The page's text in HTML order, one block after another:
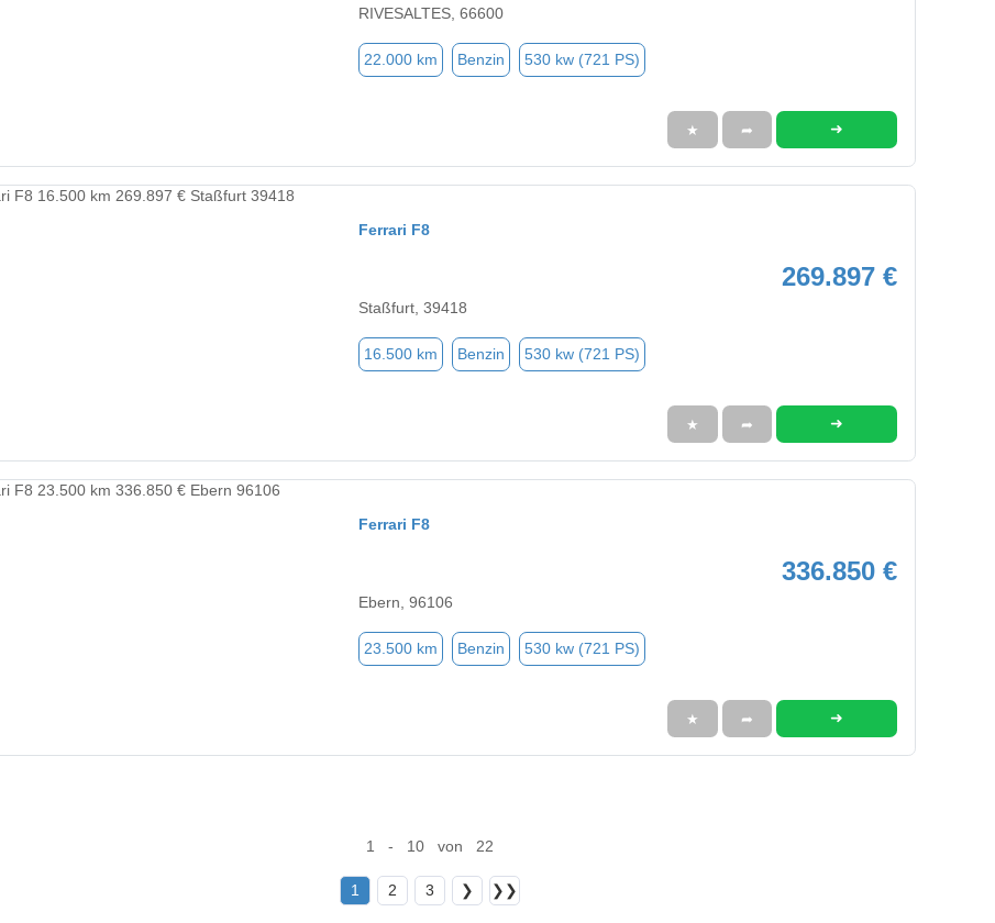
RIVESALTES, 66600
22.000 km Benzin 530 kw (721 PS)
★ ➦ ➜
Ferrari F8
269.897 €
Staßfurt, 39418
16.500 km Benzin 530 kw (721 PS)
★ ➦ ➜
Ferrari F8
336.850 €
Ebern, 96106
23.500 km Benzin 530 kw (721 PS)
★ ➦ ➜
1 - 10 von 22
1 2 3 ❯ ❯❯